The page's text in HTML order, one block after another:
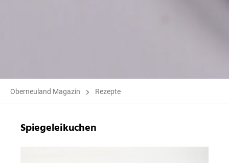
Oberneuland Magazin Rezepte
Spiegeleikuchen